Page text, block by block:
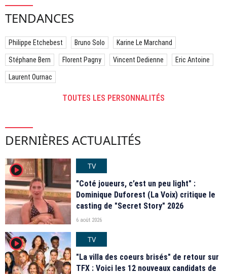
TENDANCES
Philippe Etchebest Bruno Solo Karine Le Marchand
Stéphane Bern Florent Pagny Vincent Dedienne Eric Antoine
Laurent Ournac
TOUTES LES PERSONNALITÉS
DERNIÈRES ACTUALITÉS
player2
TV
"Coté joueurs, c’est un peu light" :
Dominique Duforest (La Voix) critique le
casting de "Secret Story" 2026
6 août 2026
player2
TV
"La villa des coeurs brisés" de retour sur
TFX : Voici les 12 nouveaux candidats de